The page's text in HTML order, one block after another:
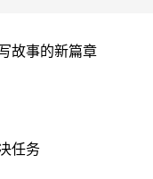
故事的新篇章
任务